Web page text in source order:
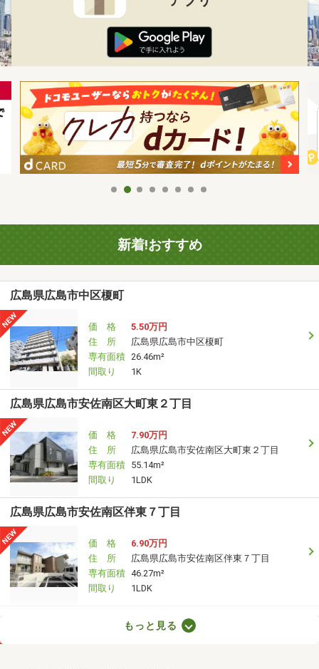
新着!おすすめ
広島県広島市中区榎町
価 格
5.50万円
住 所
広島県広島市中区榎町
専有面積 26.46m²
間取り
1K
広島県広島市安佐南区大町東２丁目
価 格
7.90万円
住 所
広島県広島市安佐南区大町東２丁目
専有面積 55.14m²
間取り
1LDK
広島県広島市安佐南区伴東７丁目
価 格
6.90万円
住 所
広島県広島市安佐南区伴東７丁目
専有面積 46.27m²
間取り
1LDK
広島県広島市東区馬木８丁目
もっと見る